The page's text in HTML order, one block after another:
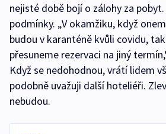
nejisté době bojí o zálohy za
podmínky. „V okamžiku, když
budou v karanténě kvůli covidu,
přesuneme rezervaci na jiný
Když se nedohodnou, vrátí lidem
podobně uvažuji další hoteliéři.
nebudou.